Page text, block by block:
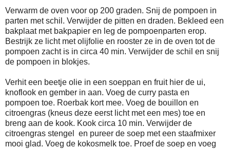
Verwarm de oven voor op 200 graden. Snij de pompoen in
parten met schil. Verwijder de pitten en draden. Bekleed een
bakplaat met bakpapier en leg de pompoenparten erop.
Bestrijk ze licht met olijfolie en rooster ze in de oven tot de
pompoen zacht is in circa 40 min. Verwijder de schil en snij
de pompoen in blokjes.
Verhit een beetje olie in een soeppan en fruit hier de ui,
knoflook en gember in aan. Voeg de curry pasta en
pompoen toe. Roerbak kort mee. Voeg de bouillon en
citroengras (kneus deze eerst licht met een mes) toe en
breng aan de kook. Kook circa 10 min. Verwijder de
citroengras stengel en pureer de soep met een staafmixer
mooi glad. Voeg de kokosmelk toe. Proef de soep en voeg